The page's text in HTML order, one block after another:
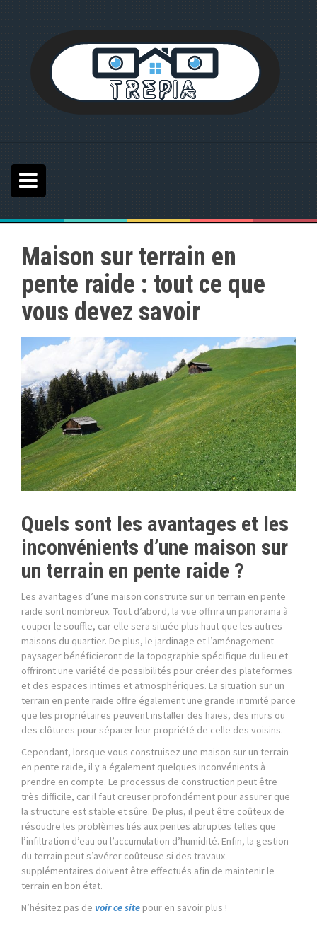
t
Maison sur terrain en
pente raide : tout ce que
vous devez savoir
Quels sont les avantages et les
inconvénients d’une maison sur
un terrain en pente raide ?
Les avantages d’une maison construite sur un terrain en pente
raide sont nombreux. Tout d’abord, la vue offrira un panorama à
couper le souffle, car elle sera située plus haut que les autres
maisons du quartier. De plus, le jardinage et l’aménagement
paysager bénéficieront de la topographie spécifique du lieu et
offriront une variété de possibilités pour créer des plateformes
et des espaces intimes et atmosphériques. La situation sur un
terrain en pente raide offre également une grande intimité parce
que les propriétaires peuvent installer des haies, des murs ou
des clôtures pour séparer leur propriété de celle des voisins.
Cependant, lorsque vous construisez une maison sur un terrain
en pente raide, il y a également quelques inconvénients à
prendre en compte. Le processus de construction peut être
très difficile, car il faut creuser profondément pour assurer que
la structure est stable et sûre. De plus, il peut être coûteux de
résoudre les problèmes liés aux pentes abruptes telles que
l’infiltration d’eau ou l’accumulation d’humidité. Enfin, la gestion
du terrain peut s’avérer coûteuse si des travaux
supplémentaires doivent être effectués afin de maintenir le
terrain en bon état.
N’hésitez pas de voir ce site pour en savoir plus !